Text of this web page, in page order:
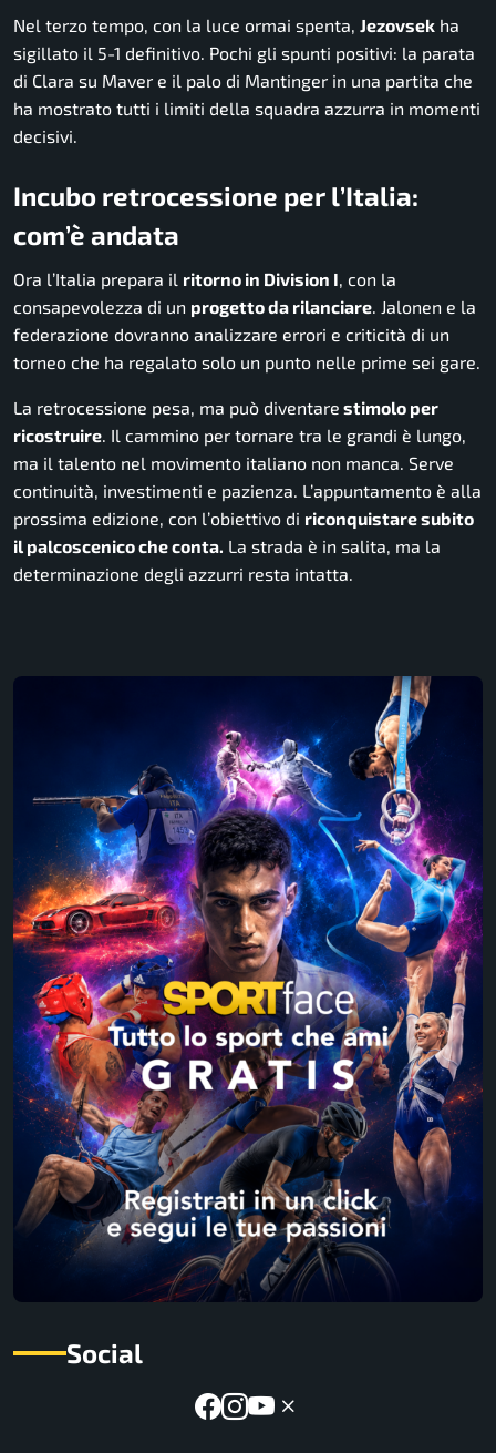
Nel terzo tempo, con la luce ormai spenta, Jezovsek ha
sigillato il 5-1 definitivo. Pochi gli spunti positivi: la parata
di Clara su Maver e il palo di Mantinger in una partita che
ha mostrato tutti i limiti della squadra azzurra in momenti
decisivi.
Incubo retrocessione per l’Italia:
com’è andata
Ora l’Italia prepara il ritorno in Division I, con la
consapevolezza di un progetto da rilanciare. Jalonen e la
federazione dovranno analizzare errori e criticità di un
torneo che ha regalato solo un punto nelle prime sei gare.
La retrocessione pesa, ma può diventare stimolo per
ricostruire. Il cammino per tornare tra le grandi è lungo,
ma il talento nel movimento italiano non manca. Serve
continuità, investimenti e pazienza. L’appuntamento è alla
prossima edizione, con l’obiettivo di riconquistare subito
il palcoscenico che conta. La strada è in salita, ma la
determinazione degli azzurri resta intatta.
Social